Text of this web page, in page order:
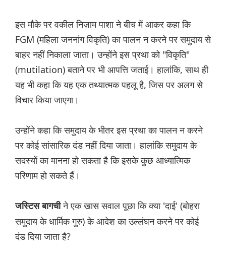
इस मौके पर वकील निज़ाम पाशा ने बीच में आकर कहा कि
FGM (महिला जननांग विकृति) का पालन न करने पर समुदाय से
बाहर नहीं निकाला जाता। उन्होंने इस प्रथा को "विकृति"
(mutilation) बताने पर भी आपत्ति जताई। हालांकि, साथ ही
यह भी कहा कि यह एक तथ्यात्मक पहलू है, जिस पर अलग से
विचार किया जाएगा।
उन्होंने कहा कि समुदाय के भीतर इस प्रथा का पालन न करने
पर कोई सांसारिक दंड नहीं दिया जाता। हालांकि समुदाय के
सदस्यों का मानना ​​हो सकता है कि इसके कुछ आध्यात्मिक
परिणाम हो सकते हैं।
जस्टिस बागचीने एक खास सवाल पूछा कि क्या 'दाई' (बोहरा
समुदाय के धार्मिक गुरु) के आदेश का उल्लंघन करने पर कोई
दंड दिया जाता है?